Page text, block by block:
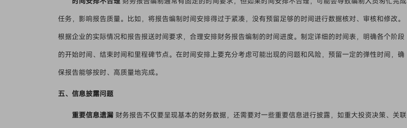
任务，影响报告质量。比如，将报告编制时间安排得过于紧凑，没有预留足够的时间进行数据核对、审核和修改。
根据企业的实际情况和报告报送时间要求，合理安排财务报告编制的时间进度。制定详细的时间表，明确各个阶段
的开始时间、结束时间和里程碑节点。在时间安排上要充分考虑可能出现的问题和风险，预留一定的弹性时间，确
保报告能够按时、高质量地完成。
五、信息披露问题
重要信息遗漏 财务报告不仅要呈现基本的财务数据，还需要对一些重要信息进行披露，如重大投资决策、关联